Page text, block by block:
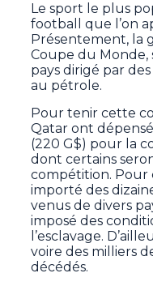
Le sport le plus
football que l’on
Présentement, la
Coupe du Monde,
pays dirigé par
au pétrole.
Pour tenir cette
Qatar ont
(220 G$) pour la
dont certains
compétition. Pour
importé des
venus de divers
imposé des
l’esclavage.
voire des milliers
décédés.